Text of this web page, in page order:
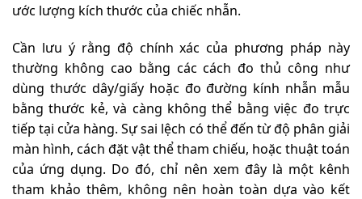
ước lượng kích thước của chiếc nhẫn.
Cần lưu ý rằng độ chính xác của phương pháp này
thường không cao bằng các cách đo thủ công như
dùng thước dây/giấy hoặc đo đường kính nhẫn mẫu
bằng thước kẻ, và càng không thể bằng việc đo trực
tiếp tại cửa hàng. Sự sai lệch có thể đến từ độ phân giải
màn hình, cách đặt vật thể tham chiếu, hoặc thuật toán
của ứng dụng. Do đó, chỉ nên xem đây là một kênh
tham khảo thêm, không nên hoàn toàn dựa vào kết